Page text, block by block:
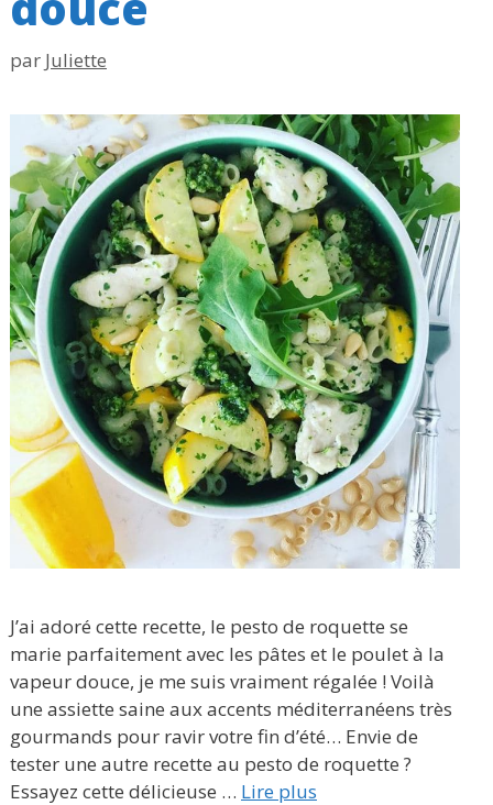
par Juliette
J’ai adoré cette recette, le pesto de roquette se
marie parfaitement avec les pâtes et le poulet à la
vapeur douce, je me suis vraiment régalée ! Voilà
une assiette saine aux accents méditerranéens très
gourmands pour ravir votre fin d’été… Envie de
tester une autre recette au pesto de roquette ?
Essayez cette délicieuse … Lire plus